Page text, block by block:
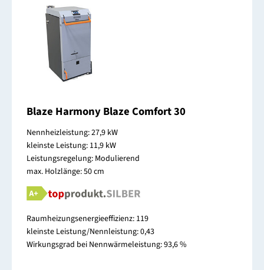
Blaze Harmony Blaze Comfort 30
Nennheizleistung: 27,9 kW
kleinste Leistung: 11,9 kW
Leistungsregelung: Modulierend
max. Holzlänge: 50 cm
Raumheizungsenergieeffizienz: 119
kleinste Leistung/Nennleistung: 0,43
Wirkungsgrad bei Nennwärmeleistung: 93,6 %